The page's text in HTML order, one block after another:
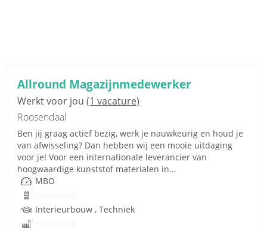
Allround Magazijnmedewerker
Werkt voor jou (1 vacature)
Roosendaal
Ben jij graag actief bezig, werk je nauwkeurig en houd je
van afwisseling? Dan hebben wij een mooie uitdaging
voor je! Voor een internationale leverancier van
hoogwaardige kunststof materialen in...
MBO
Interieurbouw , Techniek